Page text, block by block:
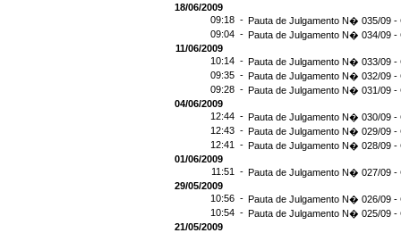
18/06/2009
09:18 - Pauta de Julgamento N� 035/09 -
09:04 - Pauta de Julgamento N� 034/09 -
11/06/2009
10:14 - Pauta de Julgamento N� 033/09 -
09:35 - Pauta de Julgamento N� 032/09 -
09:28 - Pauta de Julgamento N� 031/09 -
04/06/2009
12:44 - Pauta de Julgamento N� 030/09 -
12:43 - Pauta de Julgamento N� 029/09 -
12:41 - Pauta de Julgamento N� 028/09 -
01/06/2009
11:51 - Pauta de Julgamento N� 027/09 -
29/05/2009
10:56 - Pauta de Julgamento N� 026/09 -
10:54 - Pauta de Julgamento N� 025/09 -
21/05/2009